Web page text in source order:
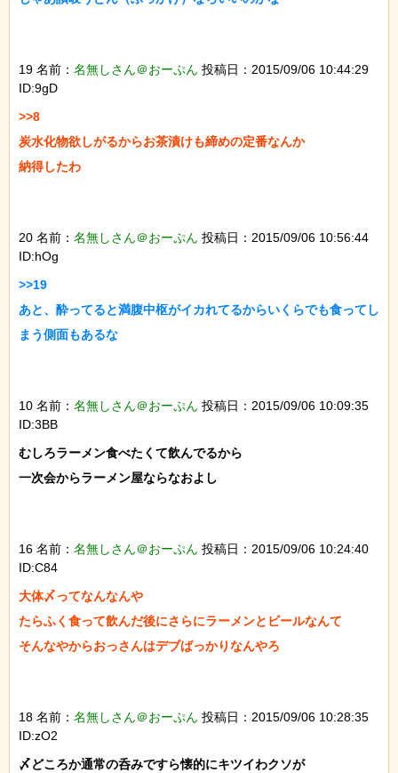
19 名前： 名無しさん＠おーぷん 投稿日：2015/09/06 10:44:29
ID:9gD
>>8
炭水化物欲しがるからお茶漬けも締めの定番なんか
納得したわ
20 名前： 名無しさん＠おーぷん 投稿日：2015/09/06 10:56:44
ID:hOg
>>19
あと、酔ってると満腹中枢がイカれてるからいくらでも食ってし
まう側面もあるな
10 名前： 名無しさん＠おーぷん 投稿日：2015/09/06 10:09:35
ID:3BB
むしろラーメン食べたくて飲んでるから
一次会からラーメン屋ならなおよし
16 名前： 名無しさん＠おーぷん 投稿日：2015/09/06 10:24:40
ID:C84
大体〆ってなんなんや
たらふく食って飲んだ後にさらにラーメンとビールなんて
そんなやからおっさんはデブばっかりなんやろ
18 名前： 名無しさん＠おーぷん 投稿日：2015/09/06 10:28:35
ID:zO2
〆どころか通常の呑みですら懐的にキツイわクソが